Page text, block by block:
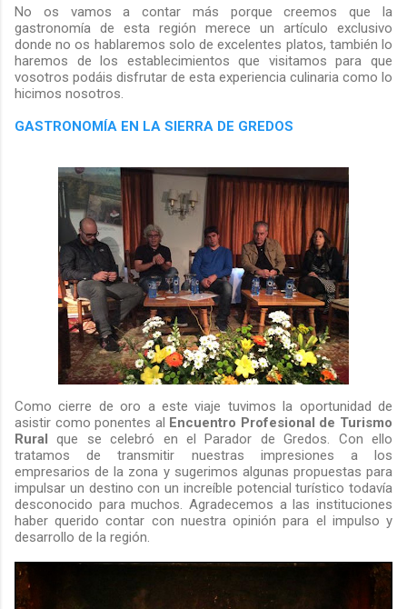
No os vamos a contar más porque creemos que la
gastronomía de esta región merece un artículo exclusivo
donde no os hablaremos solo de excelentes platos, también lo
haremos de los establecimientos que visitamos para que
vosotros podáis disfrutar de esta experiencia culinaria como lo
hicimos nosotros.
GASTRONOMÍA EN LA SIERRA DE GREDOS
Como cierre de oro a este viaje tuvimos la oportunidad de
asistir como ponentes al Encuentro Profesional de Turismo
Rural que se celebró en el Parador de Gredos. Con ello
tratamos de transmitir nuestras impresiones a los
empresarios de la zona y sugerimos algunas propuestas para
impulsar un destino con un increíble potencial turístico todavía
desconocido para muchos. Agradecemos a las instituciones
haber querido contar con nuestra opinión para el impulso y
desarrollo de la región.